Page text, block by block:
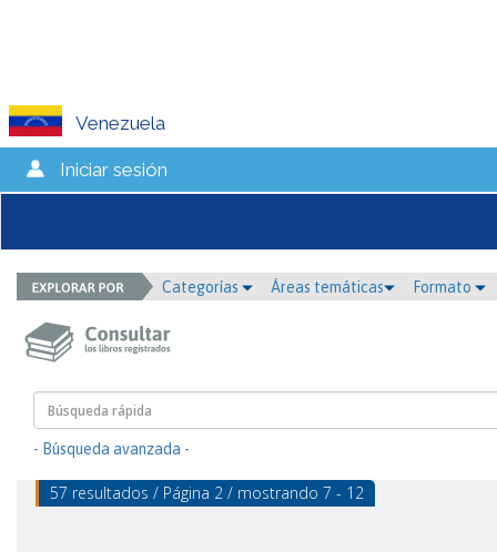
Venezuela
Iniciar sesión
Categorías Áreas temáticas Formato
- Búsqueda avanzada -
57 resultados / Página 2 / mostrando 7 - 12